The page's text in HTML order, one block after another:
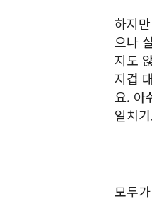
하지
으나
지도
지겁
요. 아
일치
모두